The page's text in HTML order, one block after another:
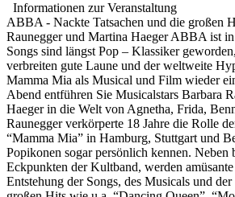
Informationen zur Veranstaltung
ABBA - Nackte Tatsachen und die großen
Raunegger und Martina Haeger ABBA ist
Songs sind längst Pop – Klassiker
verbreiten gute Laune und der weltweite
Mamma Mia als Musical und Film wieder
Abend entführen Sie Musicalstars Barbara
Haeger in die Welt von Agnetha, Frida,
Raunegger verkörperte 18 Jahre die Rolle
“Mamma Mia” in Hamburg, Stuttgart und
Popikonen sogar persönlich kennen. Neben
Eckpunkten der Kultband, werden
Entstehung der Songs, des Musicals und